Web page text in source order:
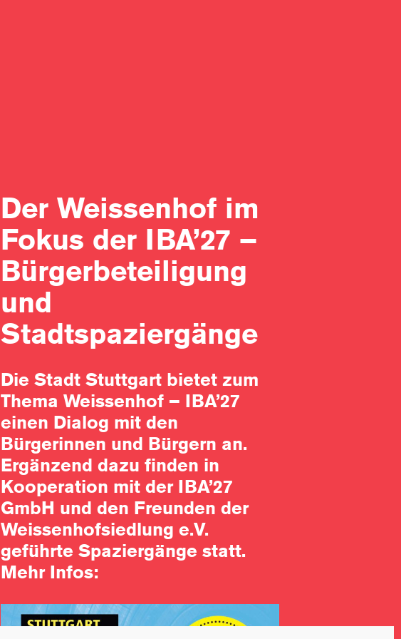
Der Weissenhof im
Fokus der IBA’27 –
Bürgerbeteiligung
und
Stadtspaziergänge
Die Stadt Stuttgart bietet zum
Thema Weissenhof – IBA’27
einen Dialog mit den
Bürgerinnen und Bürgern an.
Ergänzend dazu finden in
Kooperation mit der IBA’27
GmbH und den Freunden der
Weissenhofsiedlung e.V.
geführte Spaziergänge statt.
Mehr Infos: